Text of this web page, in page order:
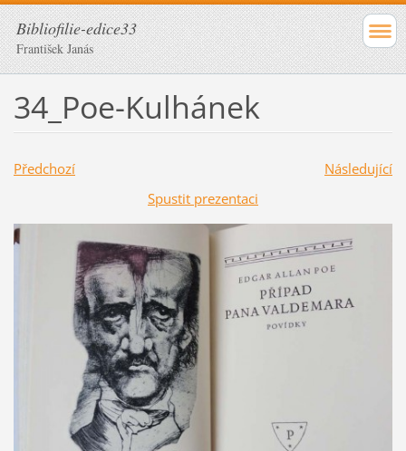
Bibliofilie-edice33
František Janás
34_Poe-Kulhánek
Předchozí
Následující
Spustit prezentaci